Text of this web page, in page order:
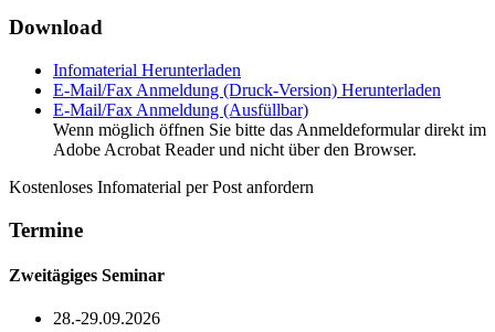
Download
Infomaterial Herunterladen
E-Mail/Fax Anmeldung (Druck-Version) Herunterladen
E-Mail/Fax Anmeldung (Ausfüllbar)
Wenn möglich öffnen Sie bitte das Anmeldeformular direkt im
Adobe Acrobat Reader und nicht über den Browser.
Kostenloses Infomaterial per Post anfordern
Termine
Zweitägiges Seminar
28.-29.09.2026